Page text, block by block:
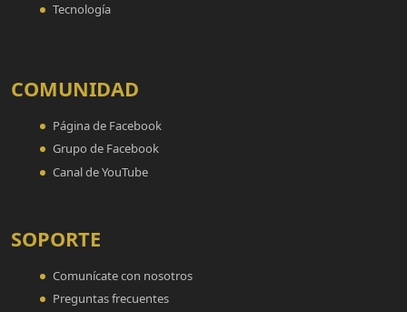
Tecnología
COMUNIDAD
Página de Facebook
Grupo de Facebook
Canal de YouTube
SOPORTE
Comunícate con nosotros
Preguntas frecuentes